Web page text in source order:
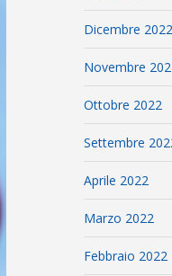
Dicembre 2022
Novembre
Ottobre 2022
Settembre
Aprile 2022
Marzo 2022
Febbraio 2022